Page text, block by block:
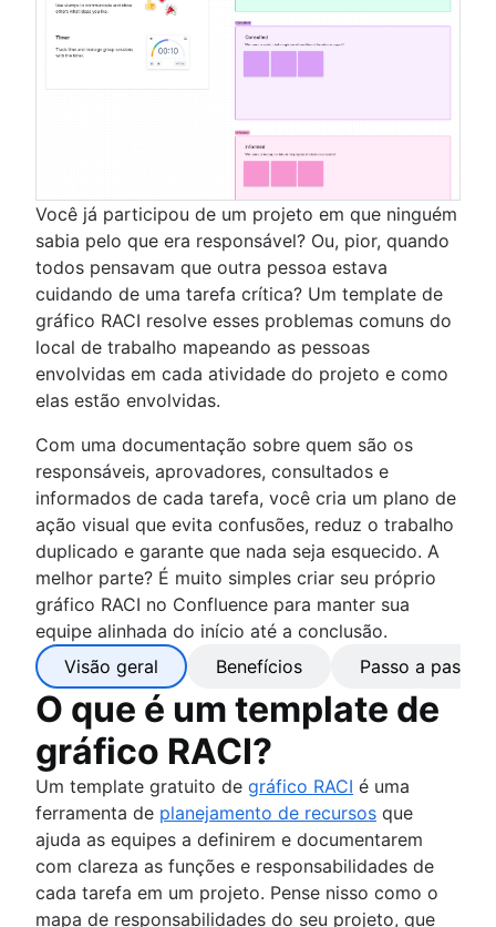
Você já participou de um projeto em que ninguém
sabia pelo que era responsável? Ou, pior, quando
todos pensavam que outra pessoa estava
cuidando de uma tarefa crítica? Um template de
gráfico RACI resolve esses problemas comuns do
local de trabalho mapeando as pessoas
envolvidas em cada atividade do projeto e como
elas estão envolvidas.
Com uma documentação sobre quem são os
responsáveis, aprovadores, consultados e
informados de cada tarefa, você cria um plano de
ação visual que evita confusões, reduz o trabalho
duplicado e garante que nada seja esquecido. A
melhor parte? É muito simples criar seu próprio
gráfico RACI no Confluence para manter sua
equipe alinhada do início até a conclusão.
Visão geral
Benefícios Passo a passo
O que é um template de
gráfico RACI?
Um template gratuito de gráfico RACI é uma
ferramenta de planejamento de recursos que
ajuda as equipes a definirem e documentarem
com clareza as funções e responsabilidades de
cada tarefa em um projeto. Pense nisso como o
mapa de responsabilidades do seu projeto, que